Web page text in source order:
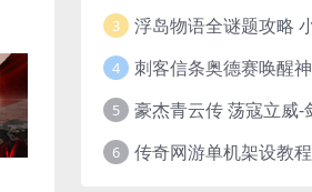
3
4
5
6 传奇网游单机架设教程